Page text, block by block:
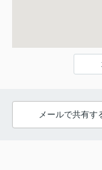
メールで共有す